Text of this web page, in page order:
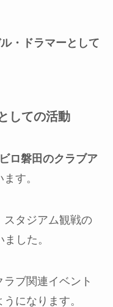
・ドラマーとして
しての活動
ロ磐田のクラブア
す。
スタジアム観戦の
した。
ブ関連イベント
になります。